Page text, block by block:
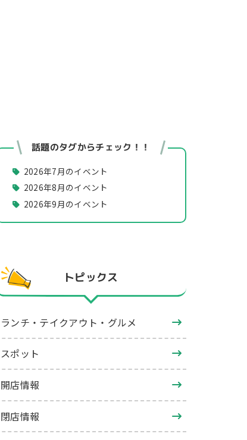
話題のタグからチェック！！
2026年7月のイベント
2026年8月のイベント
2026年9月のイベント
トピックス
ランチ・テイクアウト・グルメ
スポット
開店情報
閉店情報